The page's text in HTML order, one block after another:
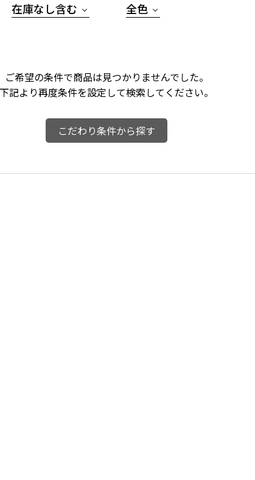
在庫なし含む 全色
ご希望の条件で商品は見つかりませんでした。
下記より再度条件を設定して検索してください。
こだわり条件から探す